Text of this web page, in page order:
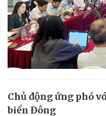
Chủ động ứng phó
biển Đông